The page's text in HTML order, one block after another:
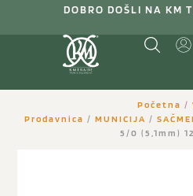
DOBRO DOŠLI NA KM
Početna /
Prodavnica / MUNICIJA /
5/0 (5,1mm)